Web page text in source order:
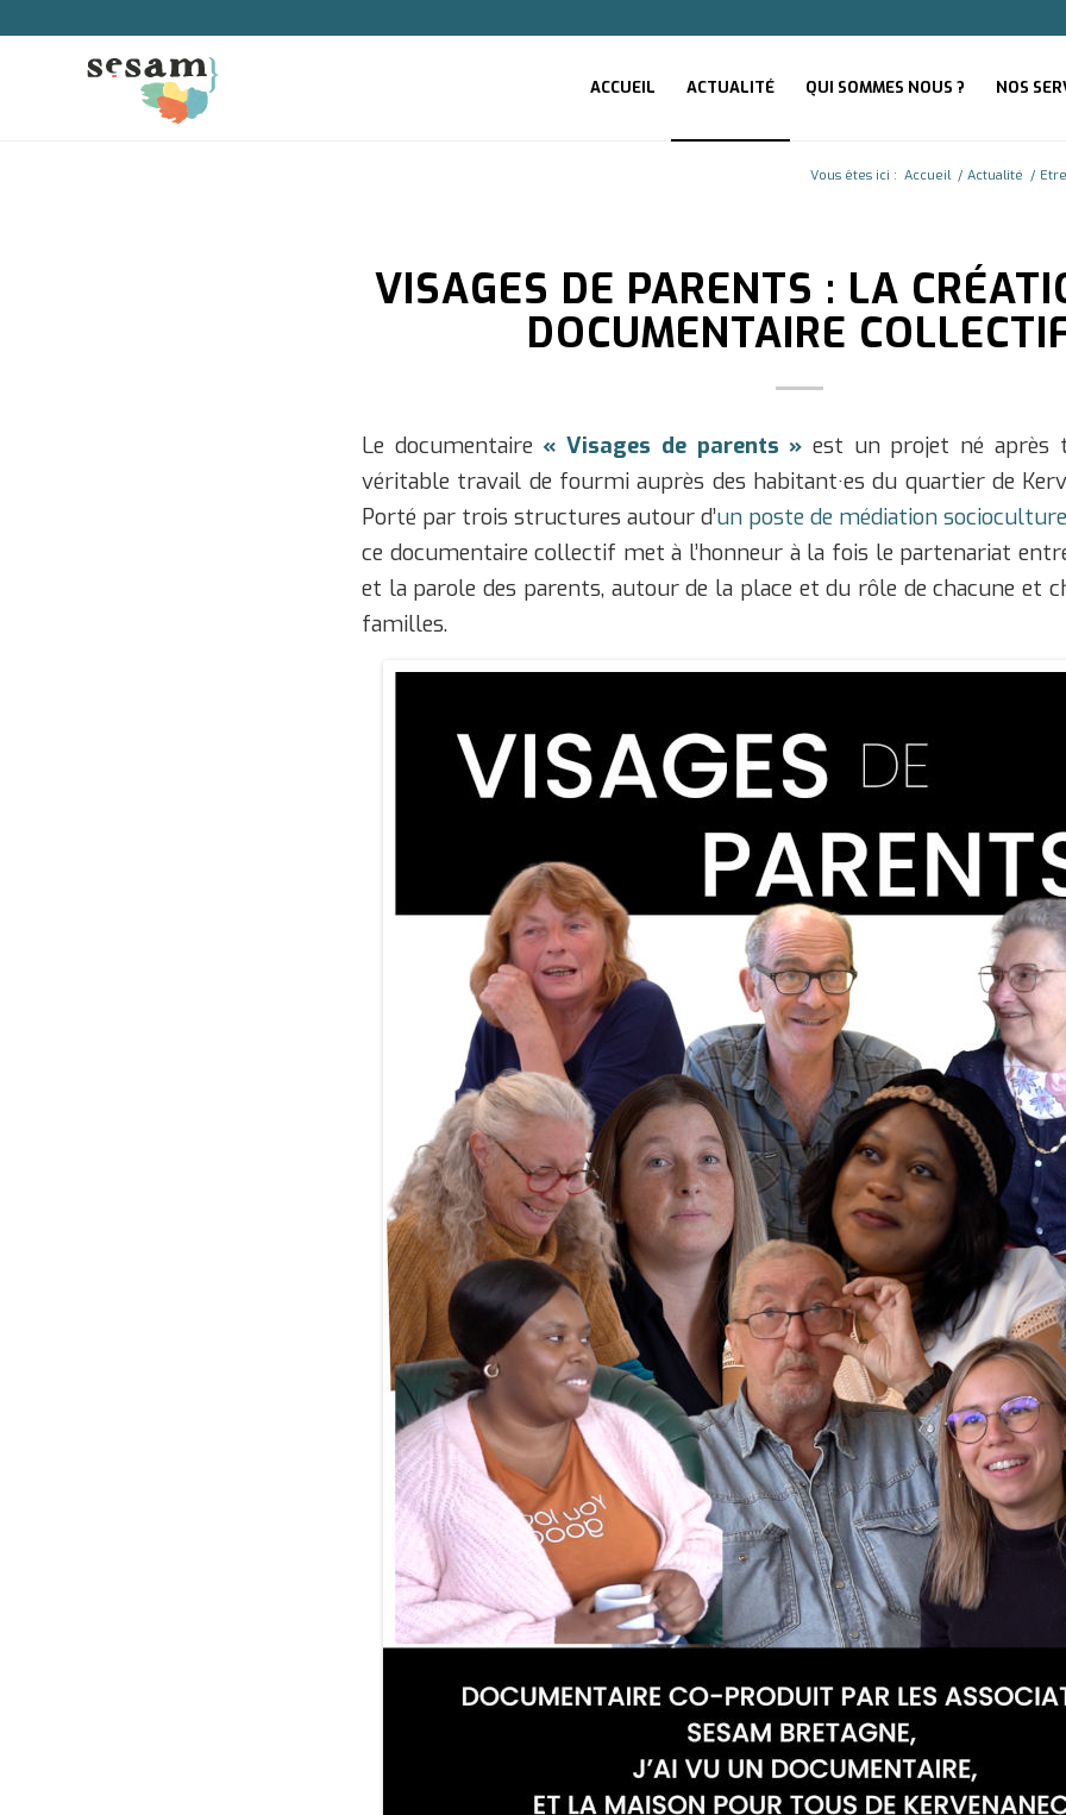
ACCUEIL ACTUALITÉ QUI SOMMES NOUS ? NOS
Vous êtes ici : Accueil / Actualité /
VISAGES DE PARENTS : LA
DOCUMENTAIRE
Le documentaire « Visages de parents » est un projet né après
véritable travail de fourmi auprès des habitant·es du quartier de
Porté par trois structures autour d’un poste de médiation
ce documentaire collectif met à l’honneur à la fois le partenariat
et la parole des parents, autour de la place et du rôle de chacune et
familles.